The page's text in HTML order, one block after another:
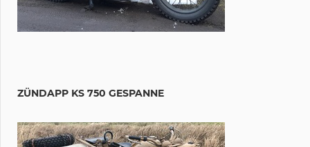
ZÜNDAPP KS 750 GESPANNE